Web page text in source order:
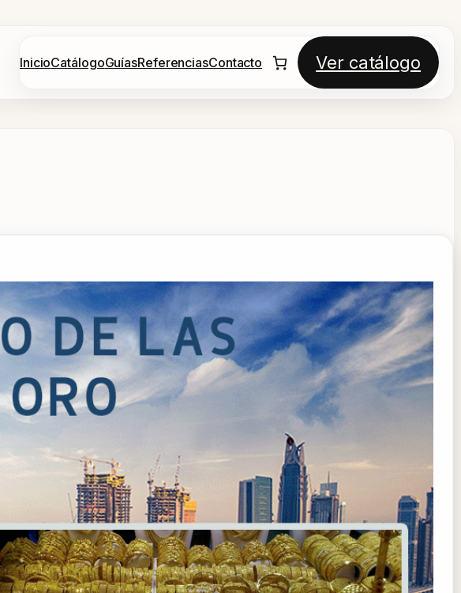
InicioCatálogoGuíasReferenciasContacto Ver catálogo